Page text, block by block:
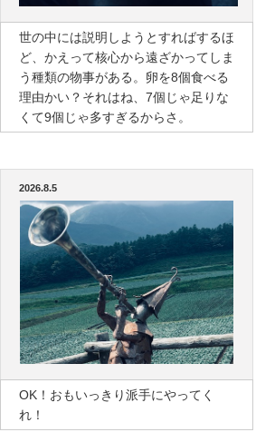
世の中には説明しようとすればするほ
ど、かえって核心から遠ざかってしま
う種類の物事がある。卵を8個食べる
理由かい？それはね、7個じゃ足りな
くて9個じゃ多すぎるからさ。
2026.8.5
OK！おもいっきり派手にやってく
れ！